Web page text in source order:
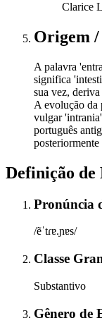
Clarice
Origem
A palavra
significa
sua vez,
A evolução da
vulgar
português
Definição de
Pronúncia
/ẽˈtɾɐ.ɲɐs/
Classe
Substantivo
Gênero de